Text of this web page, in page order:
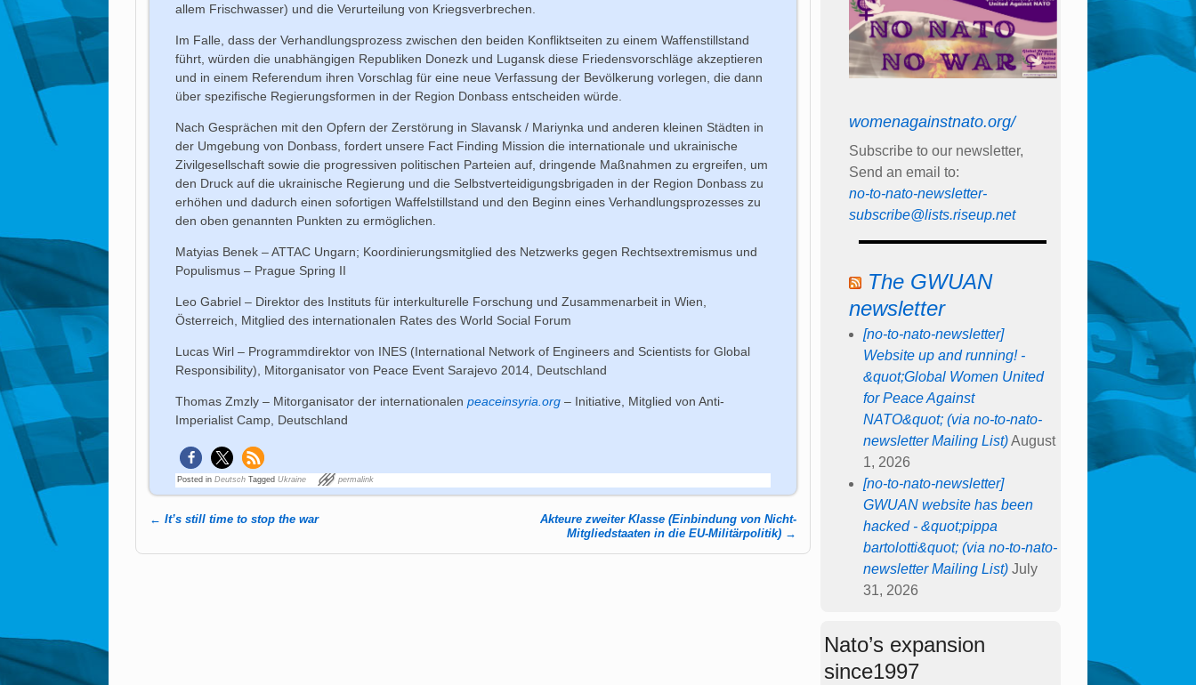
allem Frischwasser) und die Verurteilung von Kriegsverbrechen.
Im Falle, dass der Verhandlungsprozess zwischen den beiden Konfliktseiten zu einem Waffenstillstand
führt, würden die unabhängigen Republiken Donezk und Lugansk diese Friedensvorschläge akzeptieren
und in einem Referendum ihren Vorschlag für eine neue Verfassung der Bevölkerung vorlegen, die dann
über spezifische Regierungsformen in der Region Donbass entscheiden würde.
Nach Gesprächen mit den Opfern der Zerstörung in Slavansk / Mariynka und anderen kleinen Städten in
der Umgebung von Donbass, fordert unsere Fact Finding Mission die internationale und ukrainische
Zivilgesellschaft sowie die progressiven politischen Parteien auf, dringende Maßnahmen zu ergreifen, um
den Druck auf die ukrainische Regierung und die Selbstverteidigungsbrigaden in der Region Donbass zu
erhöhen und dadurch einen sofortigen Waffelstillstand und den Beginn eines Verhandlungsprozesses zu
den oben genannten Punkten zu ermöglichen.
Matyias Benek – ATTAC Ungarn; Koordinierungsmitglied des Netzwerks gegen Rechtsextremismus und
Populismus – Prague Spring II
Leo Gabriel – Direktor des Instituts für interkulturelle Forschung und Zusammenarbeit in Wien,
Österreich, Mitglied des internationalen Rates des World Social Forum
Lucas Wirl – Programmdirektor von INES (International Network of Engineers and Scientists for Global
Responsibility), Mitorganisator von Peace Event Sarajevo 2014, Deutschland
Thomas Zmzly – Mitorganisator der internationalenpeaceinsyria.org – Initiative, Mitglied von Anti-
Imperialist Camp, Deutschland
Posted in Deutsch Tagged Ukraine permalink
← It’s still time to stop the war
Akteure zweiter Klasse (Einbindung von Nicht-
Mitgliedstaaten in die EU-Militärpolitik) →
womenagainstnato.org/
Subscribe to our newsletter,
Send an email to:
no-to-nato-newsletter-
subscribe@lists.riseup.net
The GWUAN
newsletter
[no-to-nato-newsletter]
Website up and running! -
&quot;Global Women United
for Peace Against
NATO&quot; (via no-to-nato-
newsletter Mailing List) August
1, 2026
[no-to-nato-newsletter]
GWUAN website has been
hacked - &quot;pippa
bartolotti&quot; (via no-to-nato-
newsletter Mailing List) July
31, 2026
Nato’s expansion
since1997